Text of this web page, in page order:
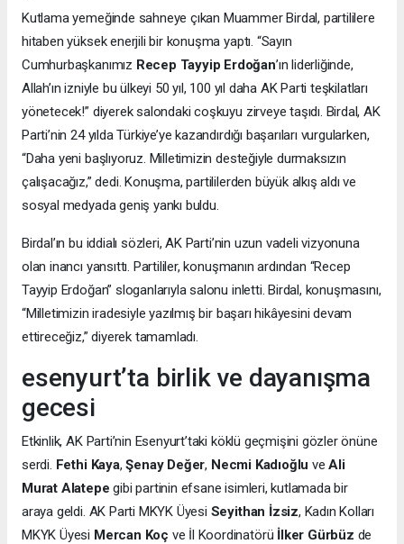
Kutlama yemeğinde sahneye çıkan Muammer Birdal, partililere
hitaben yüksek enerjili bir konuşma yaptı. “Sayın
Cumhurbaşkanımız Recep Tayyip Erdoğan’ın liderliğinde,
Allah’ın izniyle bu ülkeyi 50 yıl, 100 yıl daha AK Parti teşkilatları
yönetecek!” diyerek salondaki coşkuyu zirveye taşıdı. Birdal, AK
Parti’nin 24 yılda Türkiye’ye kazandırdığı başarıları vurgularken,
“Daha yeni başlıyoruz. Milletimizin desteğiyle durmaksızın
çalışacağız,” dedi. Konuşma, partililerden büyük alkış aldı ve
sosyal medyada geniş yankı buldu.
Birdal’ın bu iddialı sözleri, AK Parti’nin uzun vadeli vizyonuna
olan inancı yansıttı. Partililer, konuşmanın ardından “Recep
Tayyip Erdoğan” sloganlarıyla salonu inletti. Birdal, konuşmasını,
“Milletimizin iradesiyle yazılmış bir başarı hikâyesini devam
ettireceğiz,” diyerek tamamladı.
esenyurt’ta birlik ve dayanışma
gecesi
Etkinlik, AK Parti’nin Esenyurt’taki köklü geçmişini gözler önüne
serdi. Fethi Kaya,Şenay Değer, Necmi Kadıoğlu veAli
Murat Alatepe gibi partinin efsane isimleri, kutlamada bir
araya geldi. AK Parti MKYK Üyesi Seyithan İzsiz, Kadın Kolları
MKYK Üyesi Mercan Koç ve İl Koordinatörü İlker Gürbüz de